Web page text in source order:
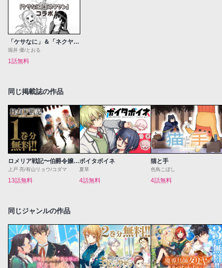
「ケサなに」＆「ネクヤン」コラボ！
堀井 優/とおる
1話無料
同じ掲載誌の作品
ロメリア戦記〜伯爵令嬢、魔王を倒した後も人類やばそうだから軍隊組織する〜
上戸 亮/有山リョウ/コダマ
13話無料
ボイタボイネ
夏草
4話無料
猫と手
色鳥こぼし
4話無料
同じジャンルの作品